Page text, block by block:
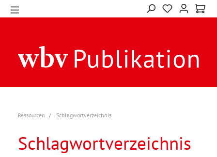
Ressourcen Schlagwortverzeichnis
Schlagwortverzeichnis